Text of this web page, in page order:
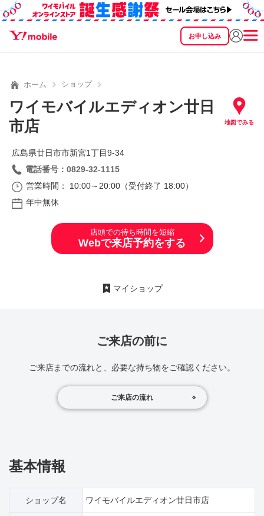
お申し込み
SEARCH
ホーム ショップ
ワイモバイルエディオン廿日
市店
地図でみる
広島県廿日市市新宮1丁目9‐34
電話番号：0829-32-1115
営業時間： 10:00～20:00（受付終了 18:00）
年中無休
店頭での待ち時間を短縮
Webで来店予約をする
マイショップ
ご来店の前に
ご来店までの流れと、必要な持ち物をご確認ください。
ご来店の流れ
基本情報
ショップ名 ワイモバイルエディオン廿日市店